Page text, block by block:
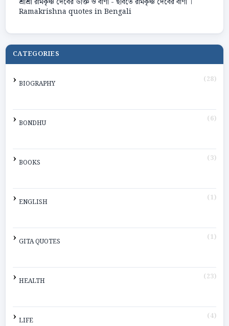
Ramakrishna quotes in Bengali
CATEGORIES
BIOGRAPHY (28)
BONDHU (6)
BOOKS (3)
ENGLISH (1)
GITA QUOTES (1)
HEALTH (23)
LIFE (4)